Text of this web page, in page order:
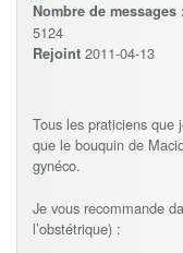
Nombre de messages :
5124
Rejoint 2011-04-13
Tous les praticiens que
que le bouquin de
gynéco.
Je vous recommande
l’obstétrique) :